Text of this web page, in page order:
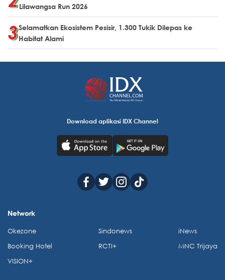
Lilawangsa Run 2026
Selamatkan Ekosistem Pesisir, 1.300 Tukik Dilepas ke
Habitat Alami
Download aplikasi IDX Channel
Network
Okezone
Booking Hotel
VISION+
Sindonews
RCTI+
iNews
MNC Trijaya